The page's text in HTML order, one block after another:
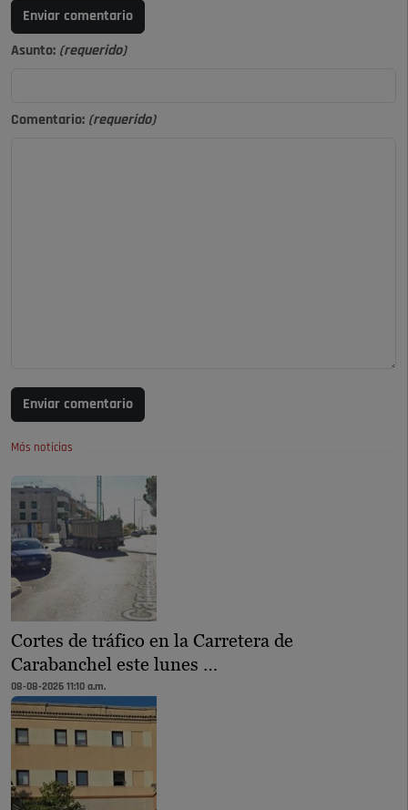
Enviar comentario
Asunto: (requerido)
Comentario: (requerido)
Enviar comentario
Más noticias
Cortes de tráfico en la Carretera de
Carabanchel este lunes …
08-08-2026 11:10 a.m.